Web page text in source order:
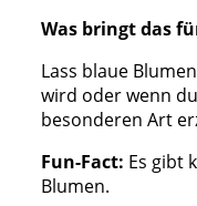
Was bringt das
Lass blaue
wird oder wenn
besonderen Art
Fun-Fact: Es gibt
Blumen.